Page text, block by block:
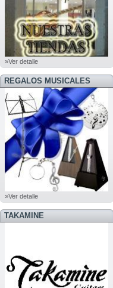
»Ver detalle
REGALOS MUSICALES
»Ver detalle
TAKAMINE